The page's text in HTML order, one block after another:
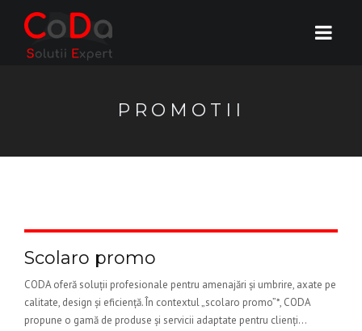
PROMOTII
Scolaro promo
CODA oferă soluții profesionale pentru amenajări și umbrire, axate pe
calitate, design și eficiență. În contextul „scolaro promo”*, CODA
propune o gamă de produse și servicii adaptate pentru clienți...